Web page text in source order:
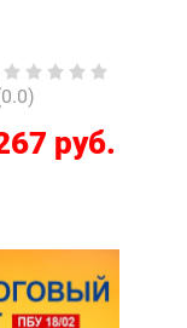
руб.